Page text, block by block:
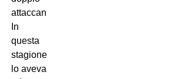
attaccante.
In
questa
stagione
lo aveva